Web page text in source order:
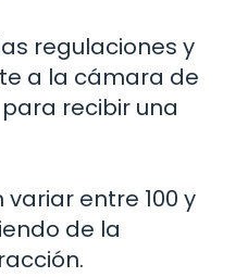
regulaciones y
a la cámara de
recibir una
entre 100 y
de la